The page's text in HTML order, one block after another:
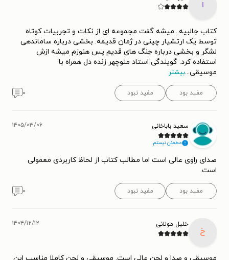
ا
کتاب جالبیه...میشه گفت مجموعه ای از نکات و تجربیات کوتاه
توسط یک ارتشیار چینی در ژمان قدیمه. بخشی درباره ساماندهی
لشگر و بخشی درباره جنگ های قدیم پس هنوزم میشه ازش
استفاده کرد. گویندگی استاد منوچهر زنده دل همراه با
موسیقی...بیشتر
مفید بود مفید نبود ۰
سعيد باباخانی
مطمئن نیستم.
۱۴۰۵/۰۳/۰۶
صدای راوی عالی است اما مطالب کتاب از لحاظ کاربردی معمولی
است.
مفید بود مفید نبود ۰
خ
خلیل مولائی ۱۴۰۴/۱۲/۱۲